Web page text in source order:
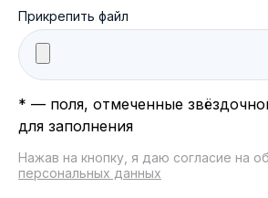
Прикрепить файл
* — поля, отмеченные
для заполнения
Нажав на кнопку, я даю согласие на
персональных данных